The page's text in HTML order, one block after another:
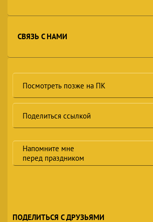
СВЯЗЬ С НАМИ
Посмотреть позже на ПК
Поделиться ссылкой
Напомните мне
перед праздником
ПОДЕЛИТЬСЯ С ДРУЗЬЯМИ